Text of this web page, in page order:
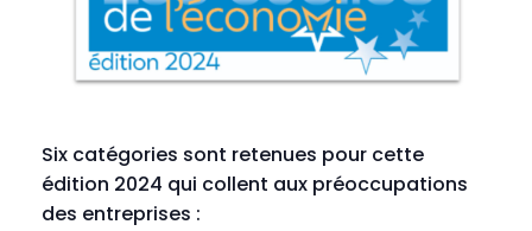
Six catégories sont retenues pour cette
édition 2024 qui collent aux préoccupations
des entreprises :